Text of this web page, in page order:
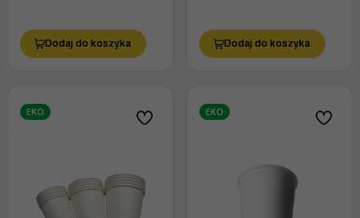
Dodaj do koszyka Dodaj do koszyka
EKO EKO